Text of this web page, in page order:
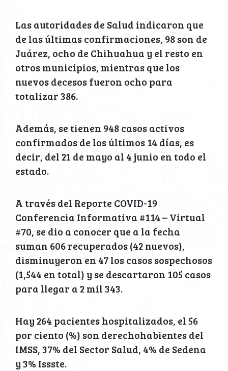
Las autoridades de Salud indicaron que
de las últimas confirmaciones, 98 son de
Juárez, ocho de Chihuahua y el resto en
otros municipios, mientras que los
nuevos decesos fueron ocho para
totalizar 386.
Además, se tienen 948 casos activos
confirmados de los últimos 14 días, es
decir, del 21 de mayo al 4 junio en todo el
estado.
A través del Reporte COVID-19
Conferencia Informativa #114 – Virtual
#70, se dio a conocer que a la fecha
suman 606 recuperados (42 nuevos),
disminuyeron en 47 los casos sospechosos
(1,544 en total) y se descartaron 105 casos
para llegar a 2 mil 343.
Hay 264 pacientes hospitalizados, el 56
por ciento (%) son derechohabientes del
IMSS, 37% del Sector Salud, 4% de Sedena
y 3% Issste.